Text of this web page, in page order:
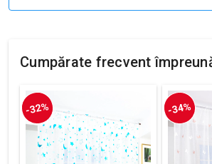
Cumpărate frecvent
-32% -34%